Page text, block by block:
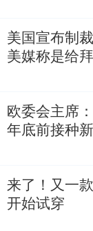
美国宣布制
美媒称是给
欧委会主席
年底前接种
来了！又一
开始试穿